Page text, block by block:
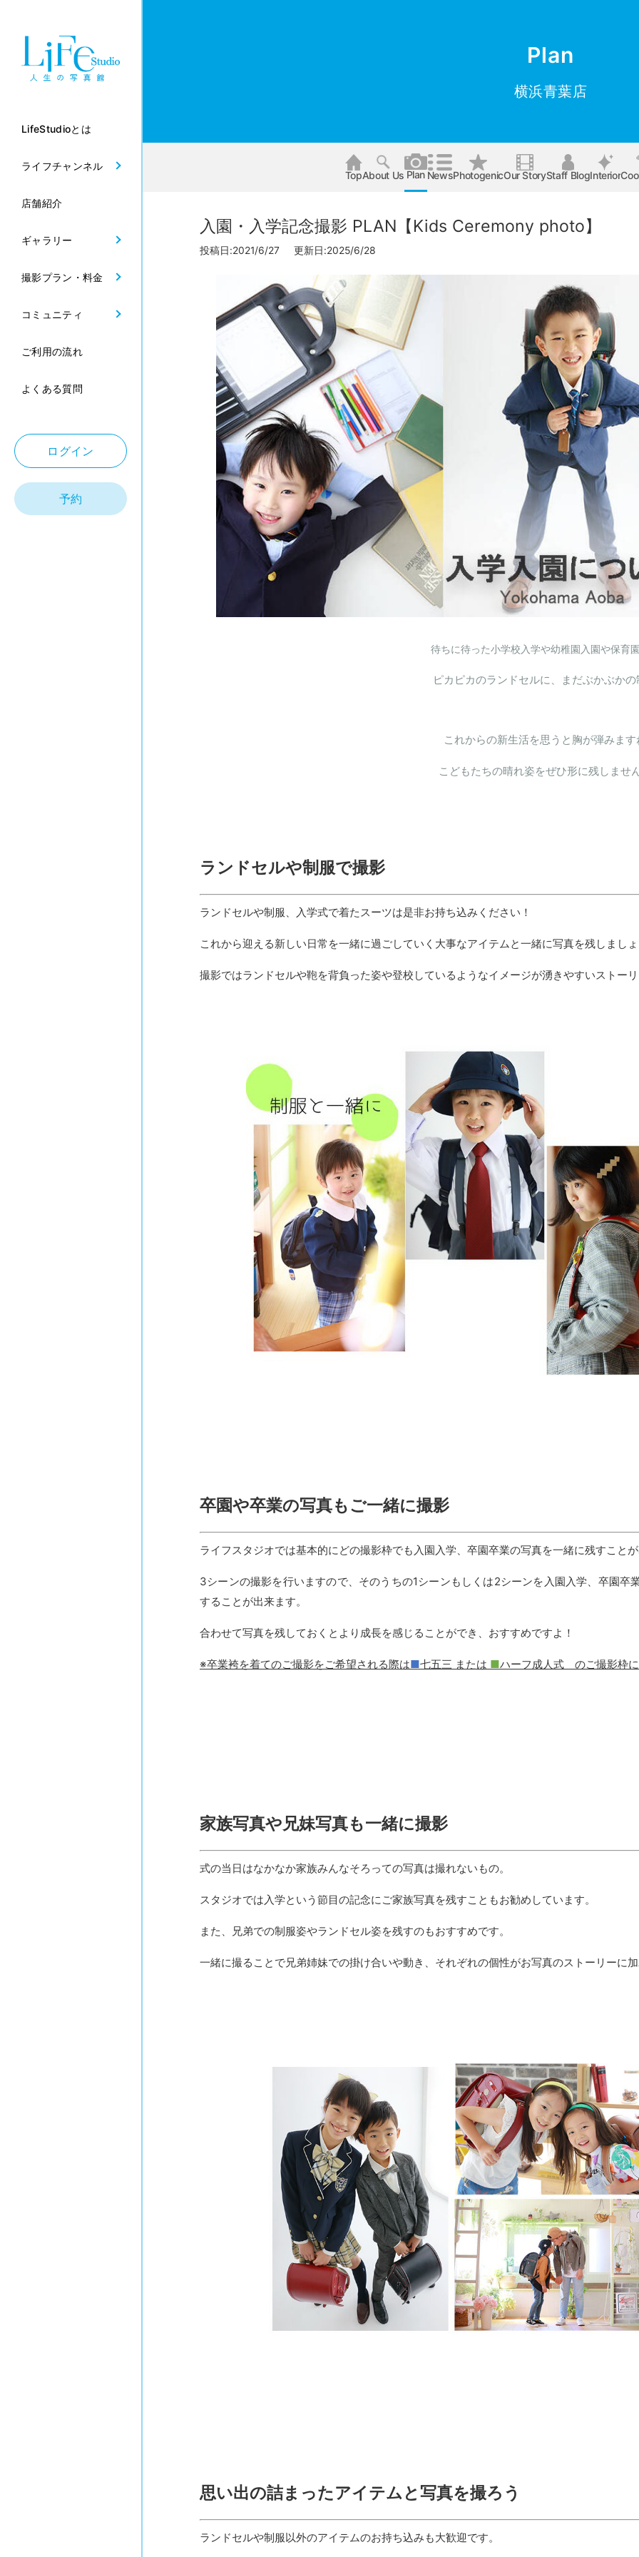
LifeStudioとは
ライフチャンネル
店舗紹介
ギャラリー
撮影プラン・料金
コミュニティ
ご利用の流れ
よくある質問
ログイン
予約
Plan
横浜青葉店
TopAbout Us Plan NewsPhotogenicOur StoryStaff BlogInterior
入園・入学記念撮影 PLAN【Kids Ceremony photo】
投稿日:2021/6/27 更新日:2025/6/28
待ちに待った小学校入学や幼稚園入園や保育園
ピカピカのランドセルに、まだぶかぶかの
これからの新生活を思うと胸が弾みます
こどもたちの晴れ姿をぜひ形に残しませ
ランドセルや制服で撮影
ランドセルや制服、入学式で着たスーツは是非お持ち込みください！
これから迎える新しい日常を一緒に過ごしていく大事なアイテムと一緒に写真を残しましょ
撮影ではランドセルや鞄を背負った姿や登校しているようなイメージが湧きやすいストー
卒園や卒業の写真もご一緒に撮影
ライフスタジオでは基本的にどの撮影枠でも入園入学、卒園卒業の写真を一緒に残すことが
3シーンの撮影を行いますので、そのうちの1シーンもしくは2シーンを入園入学、卒園
することが出来ます。
合わせて写真を残しておくとより成長を感じることができ、おすすめですよ！
※卒業袴を着てのご撮影をご希望される際は■七五三 または ■ハーフ成人式 のご撮影枠に
家族写真や兄妹写真も一緒に撮影
式の当日はなかなか家族みんなそろっての写真は撮れないもの。
スタジオでは入学という節目の記念にご家族写真を残すこともお勧めしています。
また、兄弟での制服姿やランドセル姿を残すのもおすすめです。
一緒に撮ることで兄弟姉妹での掛け合いや動き、それぞれの個性がお写真のストーリーに
思い出の詰まったアイテムと写真を撮ろう
ランドセルや制服以外のアイテムのお持ち込みも大歓迎です。